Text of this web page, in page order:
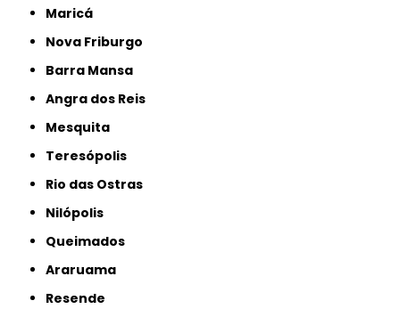
Maricá
Nova Friburgo
Barra Mansa
Angra dos Reis
Mesquita
Teresópolis
Rio das Ostras
Nilópolis
Queimados
Araruama
Resende